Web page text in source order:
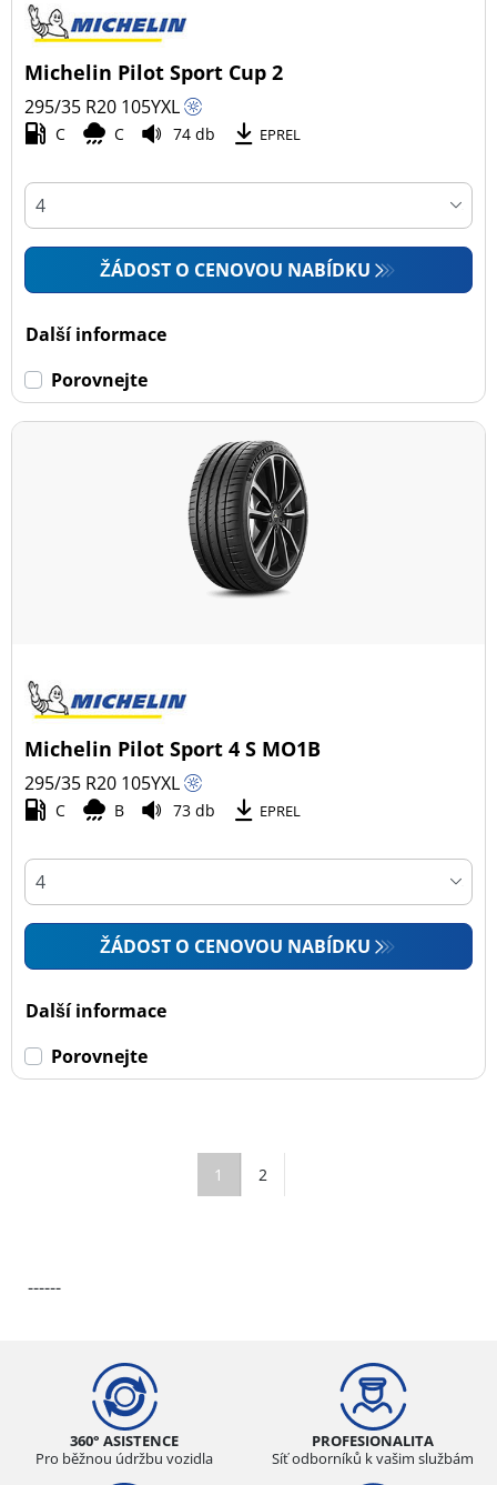
Michelin Pilot Sport Cup 2
295/35 R20 105YXL
C C 74 db EPREL
ŽÁDOST O CENOVOU NABÍDKU
Další informace
Porovnejte
Michelin Pilot Sport 4 S MO1B
295/35 R20 105YXL
C B 73 db EPREL
ŽÁDOST O CENOVOU NABÍDKU
Další informace
Porovnejte
1 2
------
360° ASISTENCE
Pro běžnou údržbu vozidla
PROFESIONALITA
Síť odborníků k vašim službám